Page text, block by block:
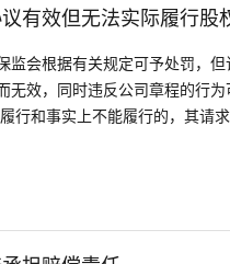
有效但无法实际履行
会根据有关规定可予处罚，
无效，同时违反公司章程的行
行和事实上不能履行的，其请